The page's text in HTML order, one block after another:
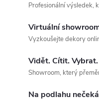
Profesionální výsledek,
Virtuální
Vyzkoušejte dekory
Vidět. Cítit. Vybrat.
Showroom, který
Na podlahu